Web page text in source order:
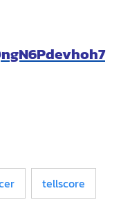
tellscore